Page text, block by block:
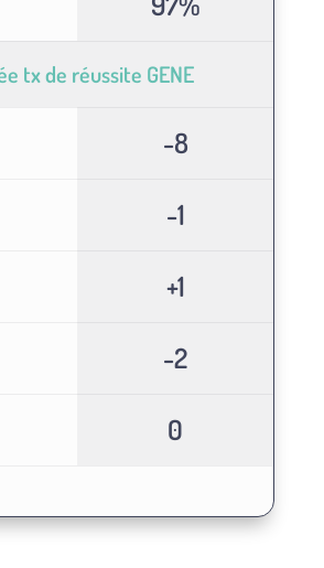
tx de réussite GENE
-8
-1
+1
-2
0